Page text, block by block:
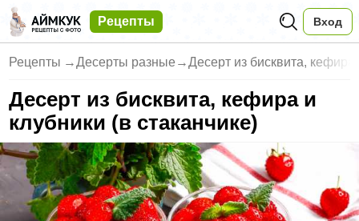
Рецепты Вход
Рецепты →Десерты разные →Десерт из бисквита, кефира
Десерт из бисквита, кефира и
клубники (в стаканчике)